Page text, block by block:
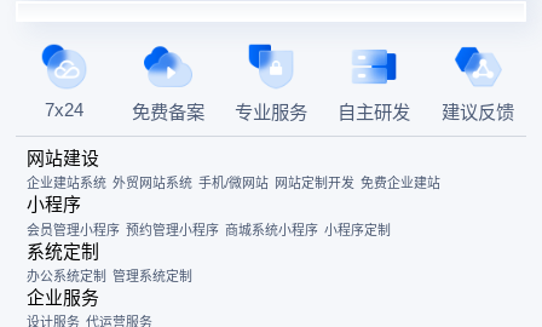
7x24 免费备案 专业服务 自主研发 建议反馈
网站建设
企业建站系统 外贸网站系统 手机/微网站 网站定制开发 免费企业建站
小程序
会员管理小程序 预约管理小程序 商城系统小程序 小程序定制
系统定制
办公系统定制 管理系统定制
企业服务
设计服务 代运营服务